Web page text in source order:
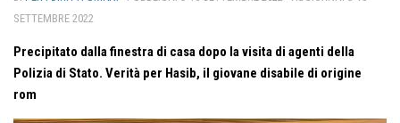
SETTEMBRE 2022
Precipitato dalla finestra di casa dopo la visita di agenti della
Polizia di Stato. Verità per Hasib, il giovane disabile di origine
rom